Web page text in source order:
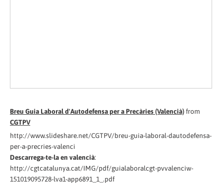
Breu Guia Laboral d'Autodefensa per a Precàries (Valencià)from
CGTPV
http://www.slideshare.net/CGTPV/breu-guia-laboral-dautodefensa-
per-a-precries-valenci
Descarrega-te-la en valencià:
http://cgtcatalunya.cat/IMG/pdf/guialaboralcgt-pvvalenciw-
151019095728-lva1-app6891_1_.pdf